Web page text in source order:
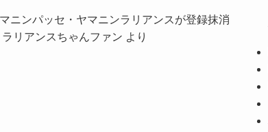
ニンパッセ・ヤマニンラリアンスが登録抹消
ラリアンスちゃんファン より